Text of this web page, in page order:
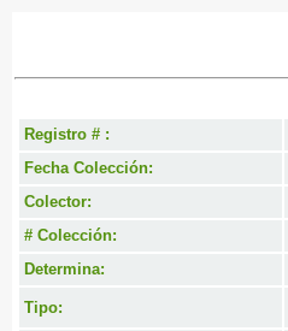
Registro # :
Fecha Colección:
Colector:
# Colección:
Determina:
Tipo: